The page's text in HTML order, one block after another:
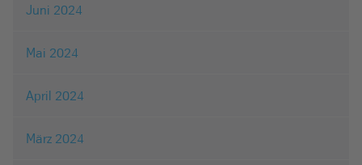
Juni 2024
Mai 2024
April 2024
März 2024